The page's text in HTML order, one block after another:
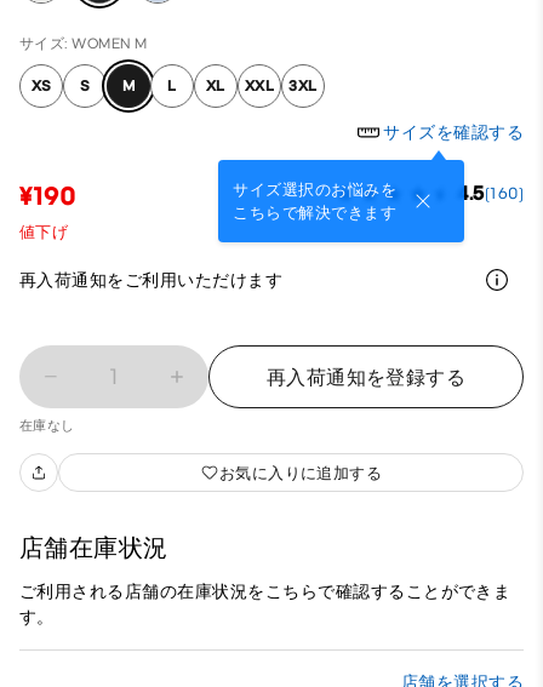
サイズ: WOMEN M
XS S M L XL XXL 3XL
サイズを確認する
サイズ選択のお悩みを
こちらで解決できます
¥190 4.5(160)
値下げ
再入荷通知をご利用いただけます
1 再入荷通知を登録する
在庫なし
お気に入りに追加する
店舗在庫状況
ご利用される店舗の在庫状況をこちらで確認することができま
す。